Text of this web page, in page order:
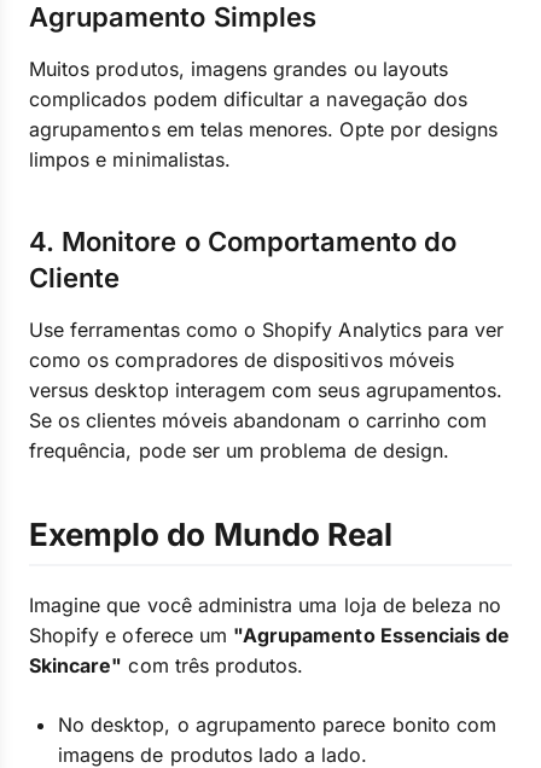
Agrupamento Simples
Muitos produtos, imagens grandes ou layouts
complicados podem dificultar a navegação dos
agrupamentos em telas menores. Opte por designs
limpos e minimalistas.
4. Monitore o Comportamento do
Cliente
Use ferramentas como o Shopify Analytics para ver
como os compradores de dispositivos móveis
versus desktop interagem com seus agrupamentos.
Se os clientes móveis abandonam o carrinho com
frequência, pode ser um problema de design.
Exemplo do Mundo Real
Imagine que você administra uma loja de beleza no
Shopify e oferece um "Agrupamento Essenciais de
Skincare" com três produtos.
No desktop, o agrupamento parece bonito com
imagens de produtos lado a lado.